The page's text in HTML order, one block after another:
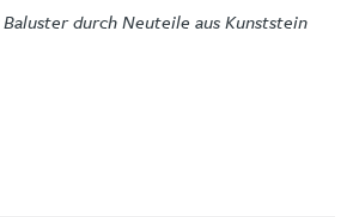
durch Neuteile aus Kunststein